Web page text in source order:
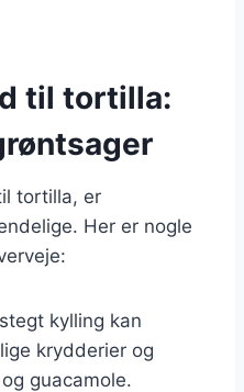
til tortilla:
tortilla, er
Her er nogle
kylling kan
krydderier og
guacamole.